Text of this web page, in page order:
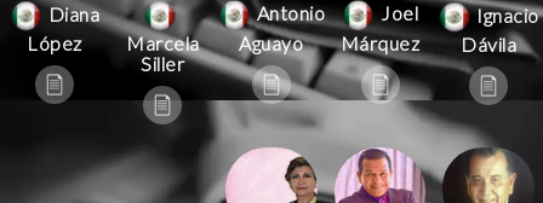
Diana
López
Marcela
Siller
Antonio
Aguayo
Joel
Márquez
Ignacio
Dávila